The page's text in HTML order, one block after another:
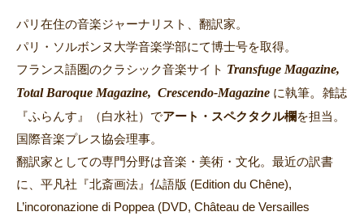
パリ在住の音楽ジャーナリスト、翻訳家。
パリ・ソルボンヌ大学音楽学部にて博士号を取得。
フランス語圏のクラシック音楽サイト Transfuge Magazine,
Total Baroque Magazine, Crescendo-Magazine に執筆。 雑誌
『ふらんす』（白水社）でアート・スペクタクル欄を担当。
国際音楽プレス協会理事。
翻訳家としての専門分野は音楽・美術・文化。最近の訳書
に、平凡社『北斎画法』仏語版 (Edition du Chêne),
L’incoronazione di Poppea (DVD, Château de Versailles